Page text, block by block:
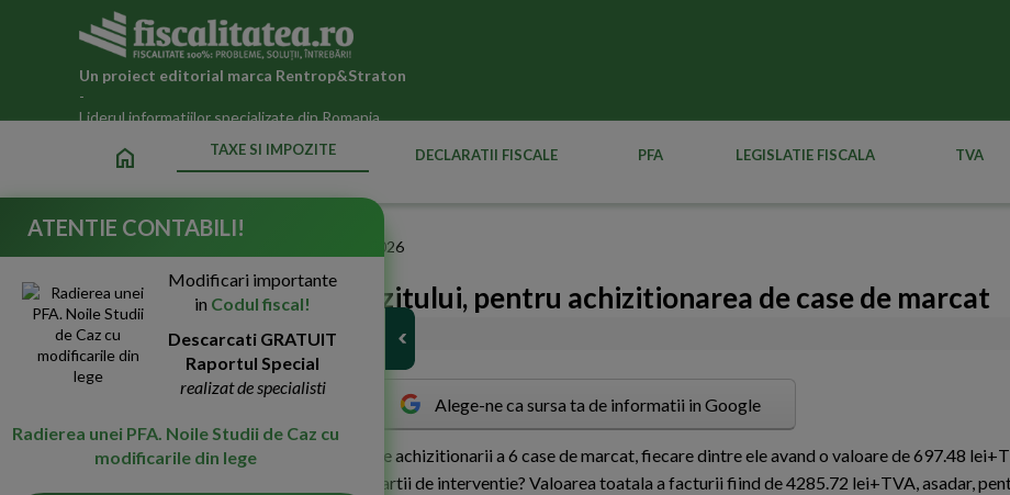
Un proiect editorial marca Rentrop&Straton
-
Liderul informatiilor specializate din Romania
home TAXE SI IMPOZITE DECLARATII FISCALE PFA LEGISLATIE FISCALA TVA
Taxe si impozite datorate statului in 2026
Scutire de la plata impozitului, pentru achizitionarea de case de marcat
27-Aug-2018 9286
Alege-ne ca sursa ta de informatii in Google
are sunt inregistrarile contabile aferente achizitionarii a 6 case de marcat, fiecare dintre ele avand o valoare de 697.48
factura aparand si 6 registre speciale + cartii de interventie? Valoarea toatala a facturii fiind de 4285.72 lei+TVA, asadar,
ATENTIE CONTABILI!
Modificari importante
in Codul fiscal!
Descarcati GRATUIT
Raportul Special
realizat de specialisti
Radierea unei PFA. Noile Studii de Caz cu
modificarile din lege